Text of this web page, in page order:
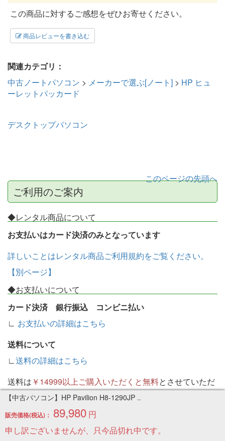
【中古パソコン】HP Pavilion H8-1290JP ..
販売価格(税込)： 89,980 円
申し訳ございませんが、只今品切れ中です。
この商品に対するご感想をぜひお寄せください。
商品レビューを書き込む
関連カテゴリ：
中古ノートパソコン > メーカーで選ぶ[ノート] > HP ヒュ
ーレットパッカード
デスクトップパソコン
このページの先頭へ
ご利用のご案内
◆レンタル商品について
お支払いはカード決済のみとなっています
詳しいことはレンタル商品ご利用規約をご覧ください。
【別ページ】
◆お支払いについて
カード決済 銀行振込 コンビニ払い
∟ お支払いの詳細はこちら
送料について
∟送料の詳細はこちら
送料は ￥14999以上ご購入いただくと無料とさせていただ
いております。
北海道・沖縄・離島は送料がかかります。
ゆうパケットは全国一律￥300